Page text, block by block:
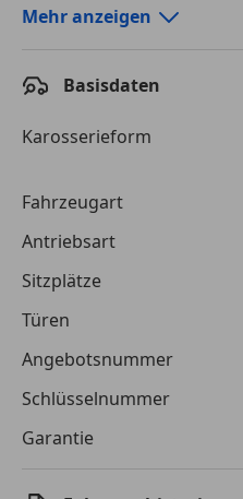
Autokredit-Rechner von
Kreditbetrag
Gesamtbetrag
Einberechnete Gebühren
Effektivzinsatz
Mehr anzeigen
Basisdaten
Karosserieform
Fahrzeugart
Antriebsart
Sitzplätze
Türen
Angebotsnummer
Schlüsselnummer
Garantie